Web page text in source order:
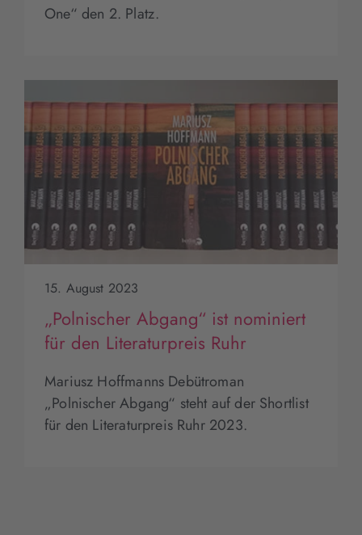
One“ den 2. Platz.
15. August 2023
„Polnischer Abgang“ ist nominiert
für den Literaturpreis Ruhr
Mariusz Hoffmanns Debütroman
„Polnischer Abgang“ steht auf der Shortlist
für den Literaturpreis Ruhr 2023.